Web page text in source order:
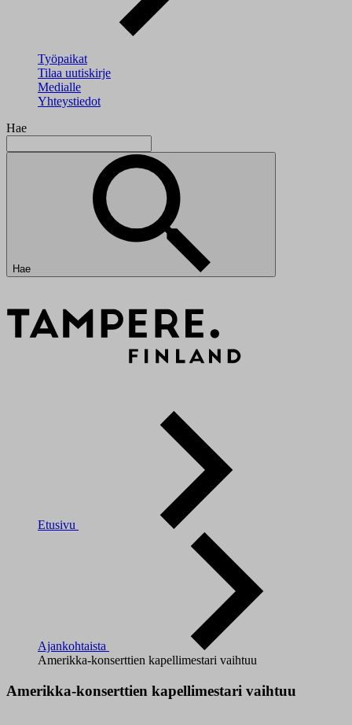
Työpaikat
Tilaa uutiskirje
Medialle
Yhteystiedot
Hae
Hae
Etusivu
Ajankohtaista
Amerikka-konserttien kapellimestari vaihtuu
Amerikka-konserttien kapellimestari vaihtuu